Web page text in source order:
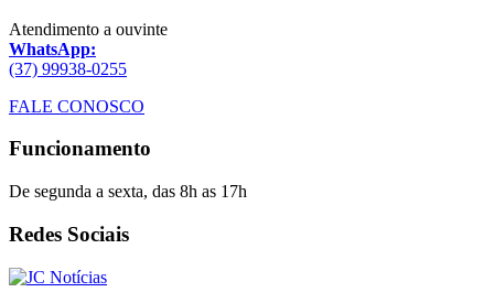
Atendimento a ouvinte
WhatsApp:
(37) 99938-0255
FALE CONOSCO
Funcionamento
De segunda a sexta, das 8h as 17h
Redes Sociais